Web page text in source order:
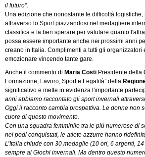
il futuro”.
Una edizione che nonostante le difficoltà
attraverso lo Sport piazzandosi nel medagliere
classifica e fa ben sperare per valutare quanto
possa essere importante anche nei prossimi anni
creano in Italia. Complimenti a tutti gli organizzatori
emozionare vincendo tante gare.
Anche il commento di Maria Costi Presidente della
Formazione, Lavoro, Sport e Legalità” della
significativo e mette in evidenza l'importante
anni abbiamo raccontato gli sport invernali
Oggi il racconto cambia prospettiva. Le donne non
cuore di questo movimento.
Con una squadra femminile tra le più numerose di
nei podi conquistati, le atlete azzurre hanno
L’Italia chiude con 30 medaglie (10 ori, 6 argenti,
sempre ai Giochi invernali. Ma dentro questo